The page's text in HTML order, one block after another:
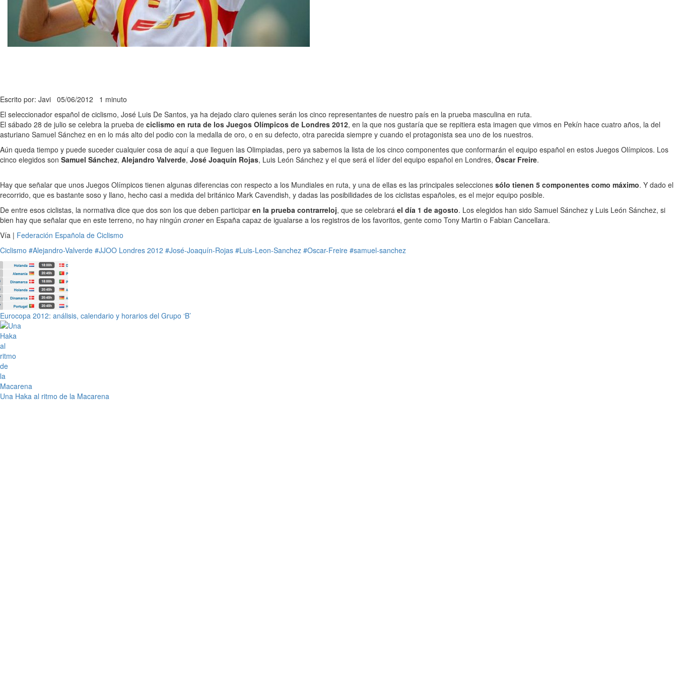
Escrito por: Javi 05/06/2012 1 minuto
El seleccionador español de ciclismo, José Luis De Santos, ya ha dejado claro quienes serán los cinco representantes de nuestro país en la prueba masculina en ruta.
El sábado 28 de julio se celebra la prueba de ciclismo en ruta de los Juegos Olímpicos de Londres 2012, en la que nos gustaría que se repitiera esta imagen que vimos en Pekín hace cuatro años, la del
asturiano Samuel Sánchez en en lo más alto del podio con la medalla de oro, o en su defecto, otra parecida siempre y cuando el protagonista sea uno de los nuestros.
Aún queda tiempo y puede suceder cualquier cosa de aquí a que lleguen las Olimpiadas, pero ya sabemos la lista de los cinco componentes que conformarán el equipo español en estos Juegos Olímpicos. Los
cinco elegidos son Samuel Sánchez, Alejandro Valverde, José Joaquín Rojas, Luis León Sánchez y el que será el líder del equipo español en Londres, Óscar Freire.
Hay que señalar que unos Juegos Olímpicos tienen algunas diferencias con respecto a los Mundiales en ruta, y una de ellas es las principales selecciones sólo tienen 5 componentes como máximo. Y dado el
recorrido, que es bastante soso y llano, hecho casi a medida del británico Mark Cavendish, y dadas las posibilidades de los ciclistas españoles, es el mejor equipo posible.
De entre esos ciclistas, la normativa dice que dos son los que deben participar en la prueba contrarreloj, que se celebrará el día 1 de agosto. Los elegidos han sido Samuel Sánchez y Luis León Sánchez, si
bien hay que señalar que en este terreno, no hay ningún croneren España capaz de igualarse a los registros de los favoritos, gente como Tony Martin o Fabian Cancellara.
Vía | Federación Española de Ciclismo
Ciclismo #Alejandro-Valverde #JJOO Londres 2012 #José-Joaquín-Rojas #Luis-Leon-Sanchez #Oscar-Freire #samuel-sanchez
Eurocopa 2012: análisis, calendario y horarios del Grupo ‘B’
Una Haka al ritmo de la Macarena